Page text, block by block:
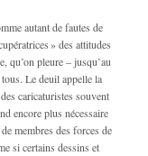
autant de fautes de
» des attitudes
qu’on pleure – jusqu’au
tous. Le deuil appelle la
caricaturistes souvent
encore plus nécessaire
membres des forces de
si certains dessins et